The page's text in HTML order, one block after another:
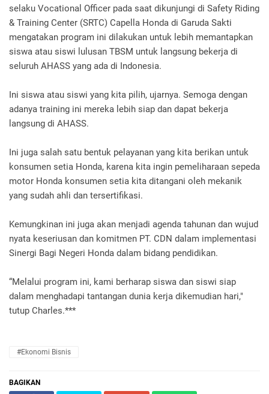
selaku Vocational Officer pada saat dikunjungi di Safety Riding
& Training Center (SRTC) Capella Honda di Garuda Sakti
mengatakan program ini dilakukan untuk lebih memantapkan
siswa atau siswi lulusan TBSM untuk langsung bekerja di
seluruh AHASS yang ada di Indonesia.
Ini siswa atau siswi yang kita pilih, ujarnya. Semoga dengan
adanya training ini mereka lebih siap dan dapat bekerja
langsung di AHASS.
Ini juga salah satu bentuk pelayanan yang kita berikan untuk
konsumen setia Honda, karena kita ingin pemeliharaan sepeda
motor Honda konsumen setia kita ditangani oleh mekanik
yang sudah ahli dan tersertifikasi.
Kemungkinan ini juga akan menjadi agenda tahunan dan wujud
nyata keseriusan dan komitmen PT. CDN dalam implementasi
Sinergi Bagi Negeri Honda dalam bidang pendidikan.
“Melalui program ini, kami berharap siswa dan siswi siap
dalam menghadapi tantangan dunia kerja dikemudian hari,"
tutup Charles.***
#Ekonomi Bisnis
BAGIKAN